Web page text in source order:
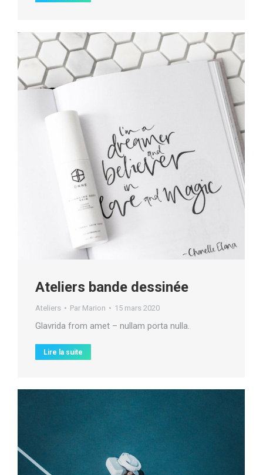
Ateliers bande dessinée
Ateliers Par Marion 15 mars 2020
Glavrida from amet – nullam porta nulla.
Lire la suite